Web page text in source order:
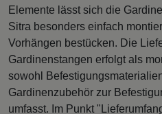
Elemente lässt sich die
Sitra besonders einfach
Vorhängen bestücken. Die
Gardinenstangen erfolgt als
sowohl
Gardinenzubehör zur
umfasst. Im Punkt